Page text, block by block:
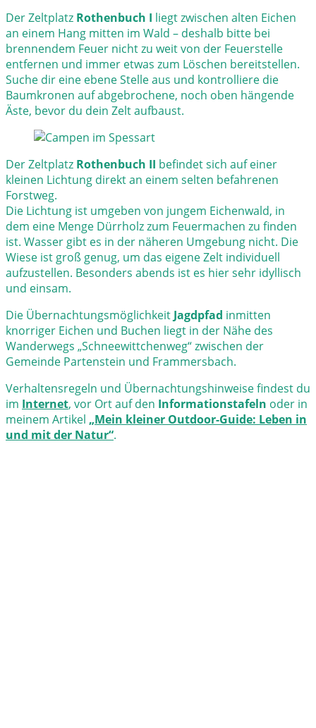
Der Zeltplatz Rothenbuch I liegt zwischen alten Eichen
an einem Hang mitten im Wald – deshalb bitte bei
brennendem Feuer nicht zu weit von der Feuerstelle
entfernen und immer etwas zum Löschen bereitstellen.
Suche dir eine ebene Stelle aus und kontrolliere die
Baumkronen auf abgebrochene, noch oben hängende
Äste, bevor du dein Zelt aufbaust.
Der Zeltplatz Rothenbuch II befindet sich auf einer
kleinen Lichtung direkt an einem selten befahrenen
Forstweg.
Die Lichtung ist umgeben von jungem Eichenwald, in
dem eine Menge Dürrholz zum Feuermachen zu finden
ist. Wasser gibt es in der näheren Umgebung nicht. Die
Wiese ist groß genug, um das eigene Zelt individuell
aufzustellen. Besonders abends ist es hier sehr idyllisch
und einsam.
Die Übernachtungsmöglichkeit Jagdpfad inmitten
knorriger Eichen und Buchen liegt in der Nähe des
Wanderwegs „Schneewittchenweg“ zwischen der
Gemeinde Partenstein und Frammersbach.
Verhaltensregeln und Übernachtungshinweise findest du
im Internet, vor Ort auf den Informationstafeln oder in
meinem Artikel „Mein kleiner Outdoor-Guide: Leben in
und mit der Natur“.